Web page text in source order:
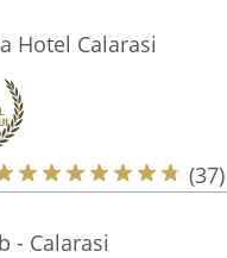
Hotel Calarasi
(37)
- Calarasi